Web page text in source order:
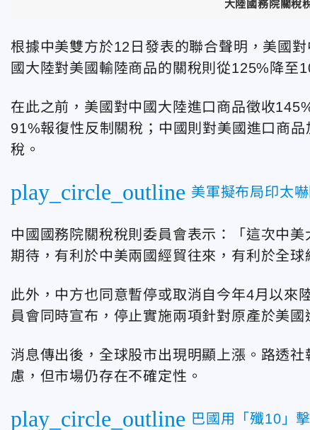
大陸國務院關稅
根據中美雙方於12日發表的聯合聲明，美國
國大陸對美國輸陸商品的關稅則從125%降至
在此之前，美國對中國大陸進口商品徵收
91%報復性反制關稅；中國則對美國進口商
稅。
play_circle_outline 美軍擬布局印太
中國國務院關稅稅則委員會表示：「這次中
期待，有利於中美兩國經貿往來，有利於全球
此外，中方也同意暫停或取消自今年4月以來
員會同時宣布，停止實施兩項針對原產於美國
消息傳出後，全球股市出現明顯上漲。路透
慮，但市場仍存在不確定性。
play_circle_outline 巴國用「殲10」